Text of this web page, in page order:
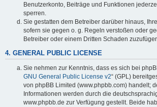
Benutzerkonto, Beiträge und Funktionen
sperren.
Sie gestatten dem Betreiber darüber hinaus,
sofern sie gegen o. g. Regeln verstoßen oder
Betreiber oder einem Dritten Schaden
4. GENERAL PUBLIC LICENSE
Sie nehmen zur Kenntnis, dass es sich bei
GNU General Public License v2“ (GPL)
von phpBB Limited (www.phpbb.com) handelt;
Informationen werden durch die
www.phpbb.de zur Verfügung gestellt. Beide